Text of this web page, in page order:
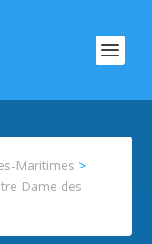
Maritimes >
Dame des